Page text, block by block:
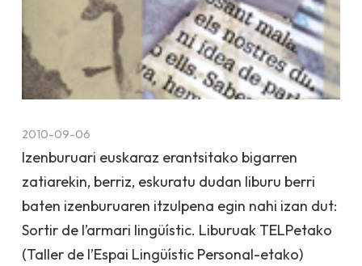
2010-09-06
Izenburuari euskaraz erantsitako bigarren
zatiarekin, berriz, eskuratu dudan liburu berri
baten izenburuaren itzulpena egin nahi izan dut:
Sortir de l’armari lingüístic. Liburuak TELPetako
(Taller de l’Espai Lingüístic Personal-etako)